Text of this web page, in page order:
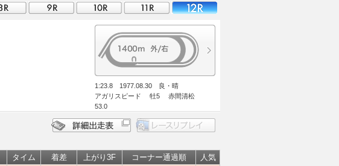
1:23.8 1977.08.30 良・晴
アガリスピード 牡5 赤間清松
53.0
タイム 着差 上がり3F コーナー通過順
人気